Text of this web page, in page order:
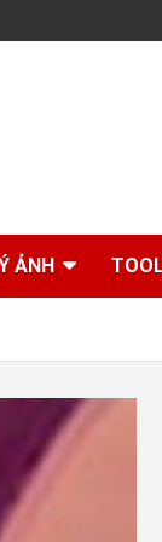
ẢNH